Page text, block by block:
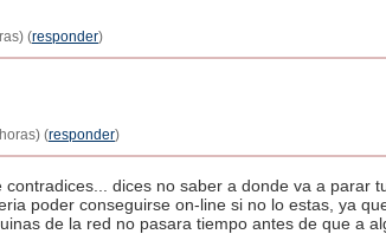
(responder)
(responder)
dices no saber a donde va a parar
poder conseguirse on-line si no lo estas, ya
de la red no pasara tiempo antes de que a